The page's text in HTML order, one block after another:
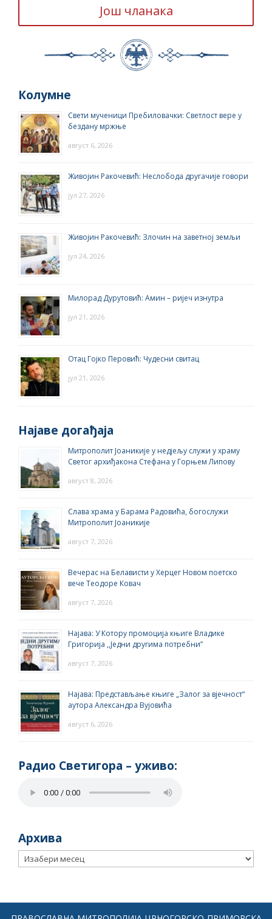
Још чланака
Колумне
Свети мученици Пребиловачки: Светлост вере у
бездану мржње
август 6, 2026
Живојин Ракочевић: Неслобода другачије говори
јул 27, 2026
Живојин Ракочевић: Злочин на заветној земљи
јул 24, 2026
Милорад Дурутовић: Амин – ријеч изнутра
јул 21, 2026
Отац Гојко Перовић: Чудесни свитац
јул 21, 2026
Најаве догађаја
Митрополит Јоаникије у недјељу служи у храму
Светог архиђакона Стефана у Горњем Липову
август 8, 2026
Слава храма у Барама Радовића, богослужи
Митрополит Јоаникије
август 7, 2026
Вечерас на Белависти у Херцег Новом поетско
вече Теодоре Ковач
август 7, 2026
Најава: У Котору промоција књиге Владике
Григорија ,,Једни другима потребни”
август 7, 2026
Најава: Представљање књиге „Залог за вјечност“
аутора Александра Вујовића
август 6, 2026
Радио Светигора – yживо:
Архива
Архива